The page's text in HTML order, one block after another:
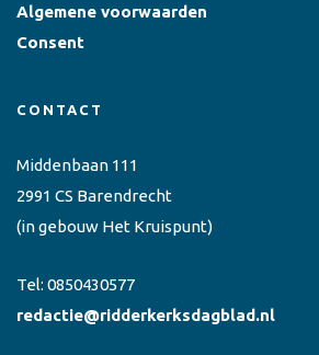
Algemene voorwaarden
Consent
CONTACT
Middenbaan 111
2991 CS Barendrecht
(in gebouw Het Kruispunt)
Tel: 0850430577
redactie@ridderkerksdagblad.nl